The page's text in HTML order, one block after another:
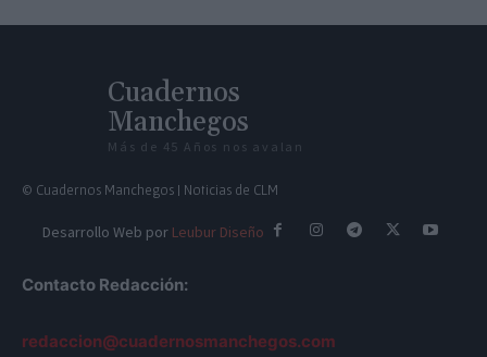
Cuadernos
Manchegos
Más de 45 Años nos avalan
© Cuadernos Manchegos | Noticias de CLM
Desarrollo Web por Leubur Diseño
Contacto Redacción:
redaccion@cuadernosmanchegos.com